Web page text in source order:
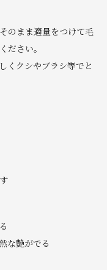
のまま適量をつけて毛
ださい。
くクシやブラシ等でと
な艶がでる